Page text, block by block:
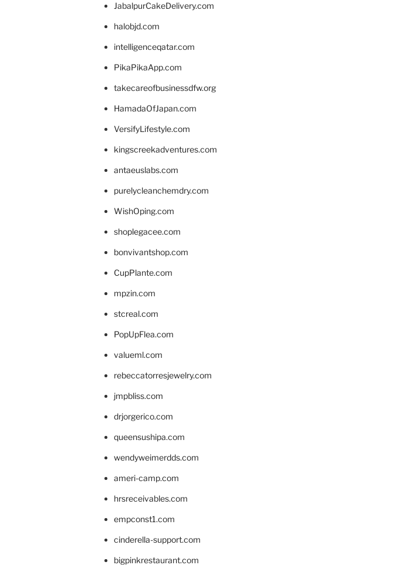
JabalpurCakeDelivery.com
halobjd.com
intelligenceqatar.com
PikaPikaApp.com
takecareofbusinessdfw.org
HamadaOfJapan.com
VersifyLifestyle.com
kingscreekadventures.com
antaeuslabs.com
purelycleanchemdry.com
WishOping.com
shoplegacee.com
bonvivantshop.com
CupPlante.com
mpzin.com
stcreal.com
PopUpFlea.com
valueml.com
rebeccatorresjewelry.com
jmpbliss.com
drjorgerico.com
queensushipa.com
wendyweimerdds.com
ameri-camp.com
hrsreceivables.com
empconst1.com
cinderella-support.com
bigpinkrestaurant.com